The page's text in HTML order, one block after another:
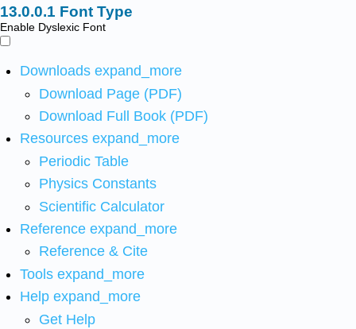
Font Type
Enable Dyslexic Font
Downloads expand_more
Download Page (PDF)
Download Full Book (PDF)
Resources expand_more
Periodic Table
Physics Constants
Scientific Calculator
Reference expand_more
Reference & Cite
Tools expand_more
Help expand_more
Get Help